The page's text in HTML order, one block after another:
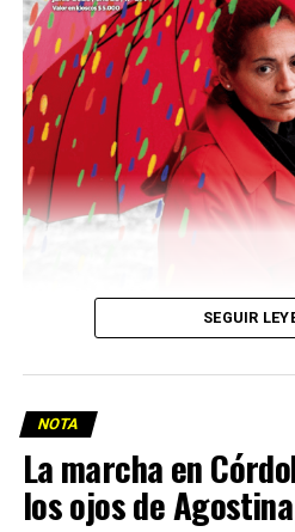
Descargar la Mu en PDF
SEGUIR
NOTA
La marcha en
los ojos de Agostina